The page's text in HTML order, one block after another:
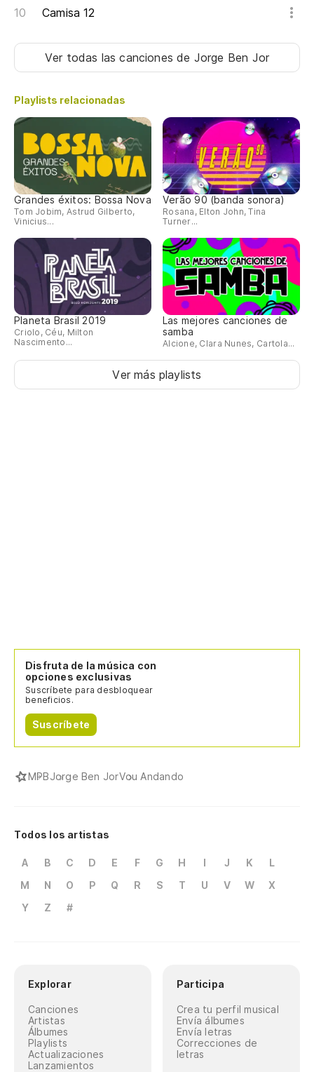
Camisa 12
Ver todas las cancionesde Jorge Ben Jor
Playlists relacionadas
Grandes éxitos: Bossa Nova
Tom Jobim, Astrud Gilberto,
Vinicius...
Verão 90 (banda sonora)
Rosana, Elton John, Tina
Turner...
Planeta Brasil 2019
Criolo, Céu, Milton
Nascimento...
Las mejores canciones de
samba
Alcione, Clara Nunes, Cartola...
Ver más playlists
Disfruta de la música con
opciones exclusivas
Suscríbete para desbloquear
beneficios.
Suscríbete
MPBJorge Ben JorVou Andando
Todos los artistas
A B C D E F G H I J K
L
M
N O P Q R S T U V W
X
Y
Z #
Explorar
Canciones
Artistas
Álbumes
Playlists
Actualizaciones
Lanzamientos
Participa
Crea tu perfil musical
Envía álbumes
Envía letras
Correcciones de
letras